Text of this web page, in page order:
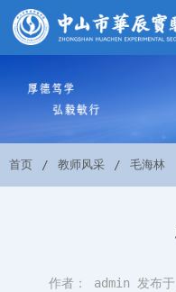
首页 教师风采 毛海林
作者： admin 发布